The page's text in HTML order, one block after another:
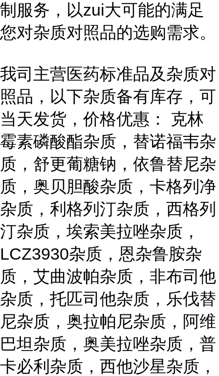
制服务，以zui大可能的满足
您对杂质对照品的选购需求。
我司主营医药标准品及杂质对
照品，以下杂质备有库存，可
当天发货，价格优惠： 克林
霉素磷酸酯杂质，替诺福韦杂
质，舒更葡糖钠，依鲁替尼杂
质，奥贝胆酸杂质，卡格列净
杂质，利格列汀杂质，西格列
汀杂质，埃索美拉唑杂质，
LCZ3930杂质，恩杂鲁胺杂
质，艾曲波帕杂质，非布司他
杂质，托匹司他杂质，乐伐替
尼杂质，奥拉帕尼杂质，阿维
巴坦杂质，奥美拉唑杂质，普
卡必利杂质，西他沙星杂质，